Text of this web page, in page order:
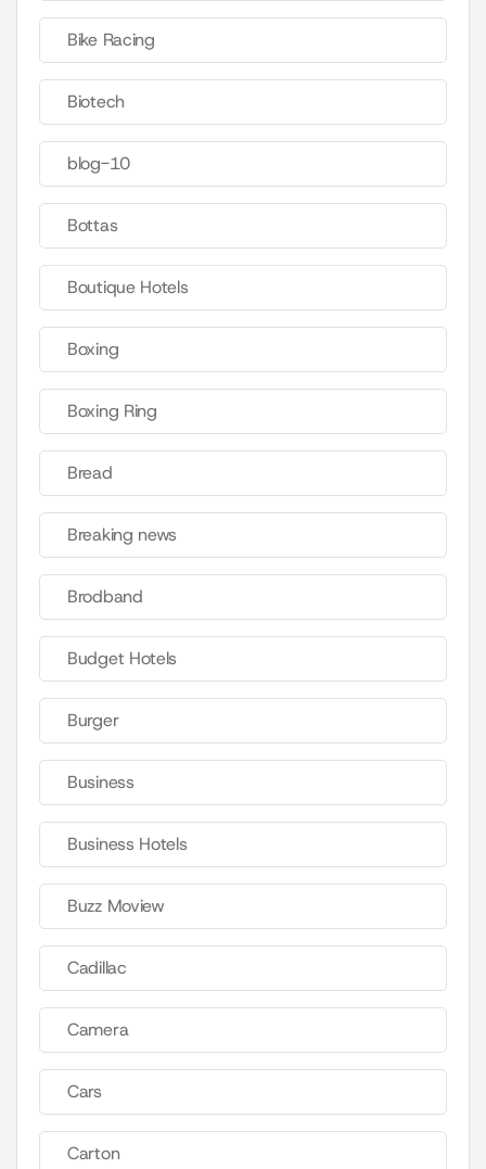
Bike Racing
Biotech
blog-10
Bottas
Boutique Hotels
Boxing
Boxing Ring
Bread
Breaking news
Brodband
Budget Hotels
Burger
Business
Business Hotels
Buzz Moview
Cadillac
Camera
Cars
Carton